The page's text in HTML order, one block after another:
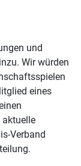
und
Wir würden
eines
aktuelle
Verband